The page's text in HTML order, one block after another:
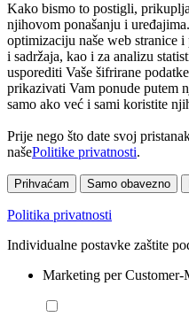
Kako bismo to postigli,
njihovom ponašanju i
optimizaciju naše web stranice
i sadržaja, kao i za analizu
usporediti Vaše šifrirane
prikazivati Vam ponude putem
samo ako već i sami koristite
Prije nego što date svoj
našePolitike privatnosti.
Prihvaćam Samo obavezno
Politika privatnosti
Individualne postavke zaštite
Marketing per Customer-